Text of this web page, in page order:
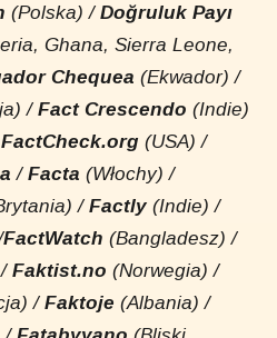
(Polska) /Doğruluk Payı
Ghana, Sierra Leone,
Chequea (Ekwador) /
/Fact Crescendo(Indie)
FactCheck.org (USA) /
/Facta(Włochy) /
/Factly (Indie) /
FactWatch(Bangladesz) /
/Faktist.no (Norwegia) /
/Faktoje(Albania) /